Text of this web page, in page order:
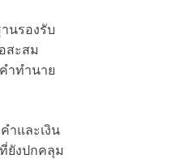
นรองรับ
สะสม
ำทำนาย
ำและเงิน
ยังปกคลุม